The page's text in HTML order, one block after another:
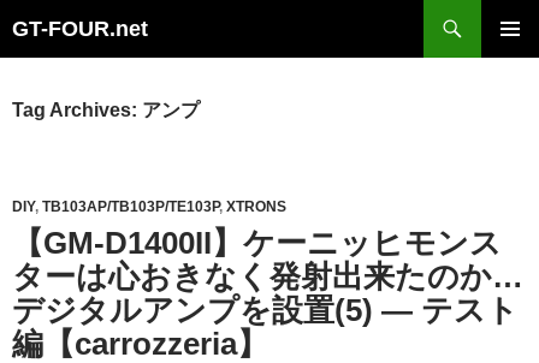
GT-FOUR.net
content
Tag Archives: アンプ
DIY, TB103AP/TB103P/TE103P, XTRONS
【GM-D1400II】ケーニッヒモンス
ターは心おきなく発射出来たのか…
デジタルアンプを設置(5) ― テスト
編【carrozzeria】